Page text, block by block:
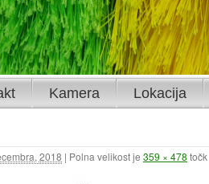
Kamera Lokacija
2018 | Polna velikost je 359 × 478 točk